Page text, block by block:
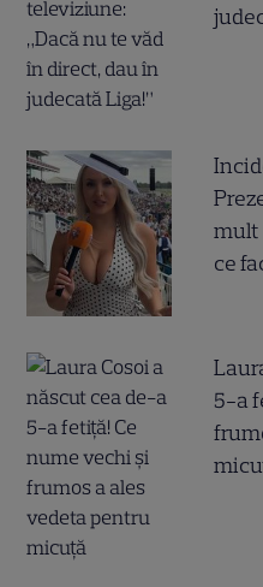
mult
ce
5-a